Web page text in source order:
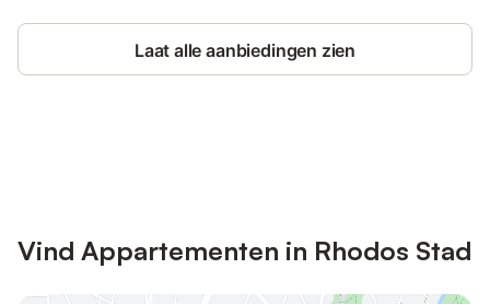
Laat alle aanbiedingen zien
Vind Appartementen in Rhodos Stad